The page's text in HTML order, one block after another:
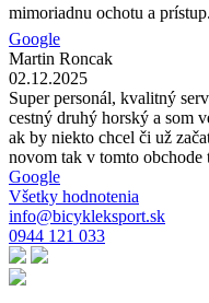
mimoriadnu ochotu a
Google
Martin Roncak
02.12.2025
Super personál, kvalitný
cestný druhý horský a som
ak by niekto chcel či už
novom tak v tomto obchode
Google
Všetky hodnotenia
info@bicykleksport.sk
0944 121 033